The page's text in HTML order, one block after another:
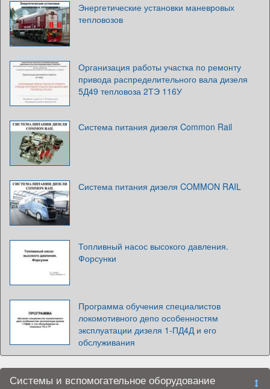
Энергетические установки маневровых
тепловозов
Организация работы участка по ремонту
привода распределительного вала дизеля
5Д49 тепловоза 2ТЭ 116У
Система питания дизеля Common Rail
Система питания дизеля COMMON RAIL
Топливный насос высокого давления.
Форсунки
Программа обучения специалистов
локомотивного депо особенностям
эксплуатации дизеля 1-ПД4Д и его
обслуживания
Системы и вспомогательное оборудование